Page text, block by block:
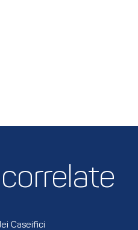
Caseifici